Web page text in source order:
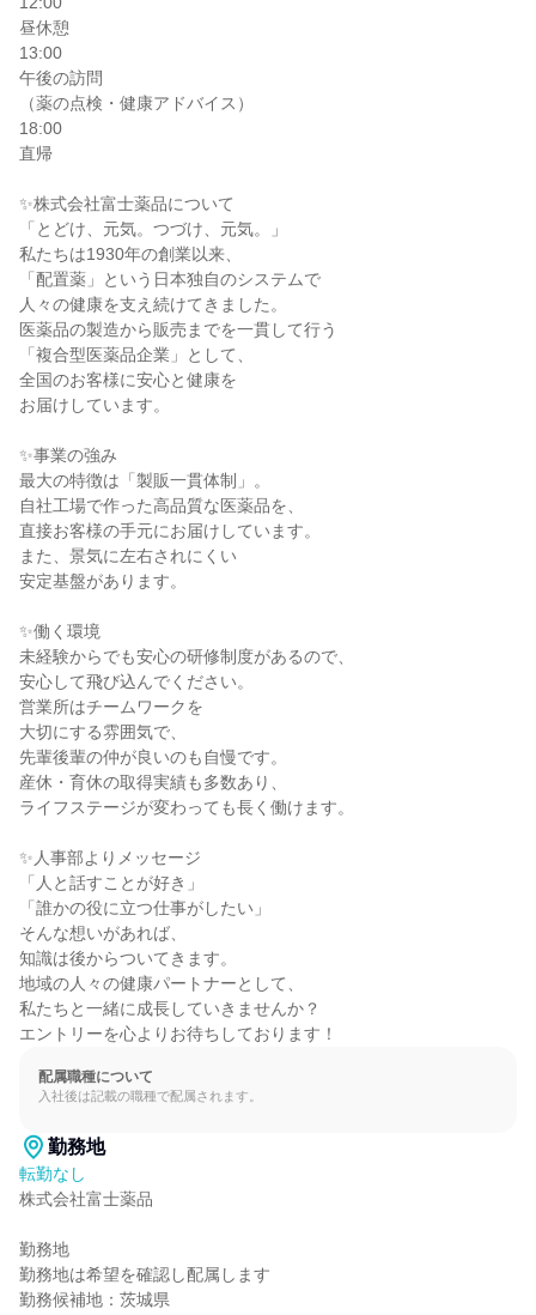
昼休憩
13:00
午後の訪問
（薬の点検・健康アドバイス）
18:00
直帰
✨株式会社富士薬品について
「とどけ、元気。つづけ、元気。」
私たちは1930年の創業以来、
「配置薬」という日本独自のシステムで
人々の健康を支え続けてきました。
医薬品の製造から販売までを一貫して行う
「複合型医薬品企業」として、
全国のお客様に安心と健康を
お届けしています。
✨事業の強み
最大の特徴は「製販一貫体制」。
自社工場で作った高品質な医薬品を、
直接お客様の手元にお届けしています。
また、景気に左右されにくい
安定基盤があります。
✨働く環境
未経験からでも安心の研修制度があるので、
安心して飛び込んでください。
営業所はチームワークを
大切にする雰囲気で、
先輩後輩の仲が良いのも自慢です。
産休・育休の取得実績も多数あり、
ライフステージが変わっても長く働けます。
✨人事部よりメッセージ
「人と話すことが好き」
「誰かの役に立つ仕事がしたい」
そんな想いがあれば、
知識は後からついてきます。
地域の人々の健康パートナーとして、
私たちと一緒に成長していきませんか？
エントリーを心よりお待ちしております！
配属職種について
入社後は記載の職種で配属されます。
勤務地
転勤なし
株式会社富士薬品
勤務地
勤務地は希望を確認し配属します
勤務候補地：茨城県